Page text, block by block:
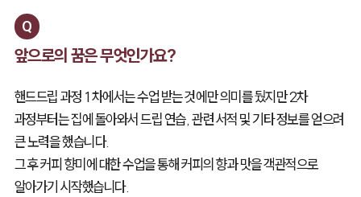
Q
앞으로의 꿈은 무엇인가요?
핸드드립 과정 1차에서는 수업 받는 것에만 의미를 뒀지만 2차
과정부터는 집에 돌아와서 드립 연습, 관련 서적 및 기타 정보를 얻으려
큰 노력을 했습니다.
그 후 커피 향미에 대한 수업을 통해 커피의 향과 맛을 객관적으로
알아가기 시작했습니다.